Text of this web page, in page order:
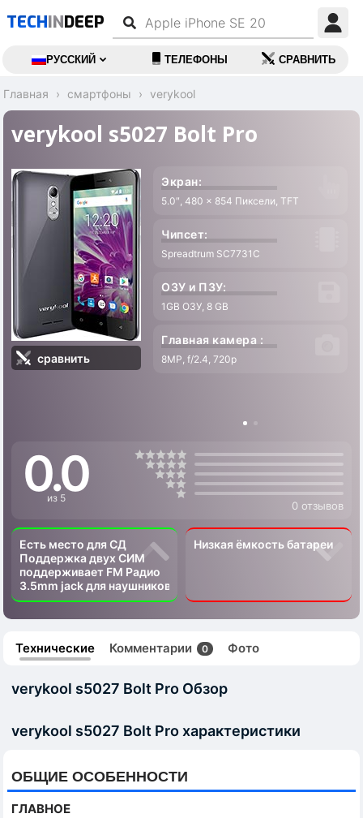
TECHINDEEP
РУССКИЙ ТЕЛЕФОНЫ СРАВНИТЬ
Главная смартфоны verykool
verykool s5027 Bolt Pro
сравнить
Экран:
5.0″, 480 x 854 Пиксели, TFT
Чипсет:
Spreadtrum SC7731C
ОЗУ и ПЗУ:
1GB ОЗУ, 8 GB
Главная камера :
8MP, f/2.4, 720p
0.0
из 5
0 отзывов
Есть место для СД
Поддержка двух СИМ
поддерживает FM Радио
3.5mm jack для наушников
Низкая ёмкость батареи
Технические Комментарии 0 Фото
verykool s5027 Bolt Pro Обзор
verykool s5027 Bolt Pro характеристики
ОБЩИЕ ОСОБЕННОСТИ
ГЛАВНОЕ